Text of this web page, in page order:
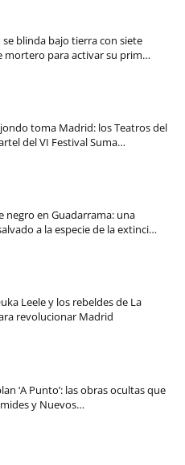
blinda bajo tierra con siete
mortero para activar su prim…
toma Madrid: los Teatros del
del VI Festival Suma…
negro en Guadarrama: una
a la especie de la extinci…
Leele y los rebeldes de La
revolucionar Madrid
‘A Punto’: las obras ocultas que
y Nuevos…